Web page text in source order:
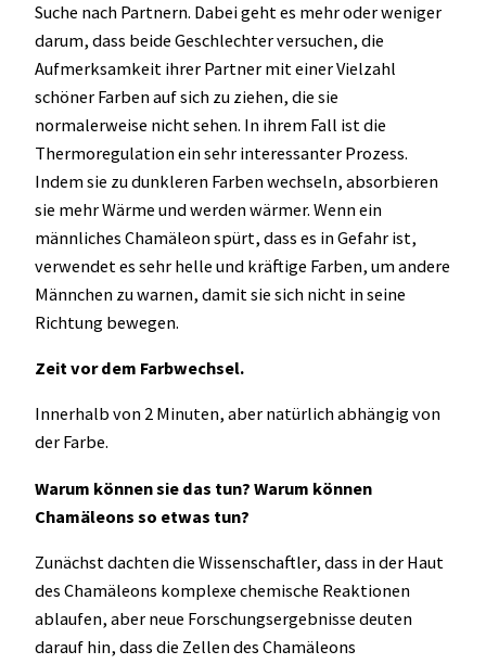
Suche nach Partnern. Dabei geht es mehr oder weniger
darum, dass beide Geschlechter versuchen, die
Aufmerksamkeit ihrer Partner mit einer Vielzahl
schöner Farben auf sich zu ziehen, die sie
normalerweise nicht sehen. In ihrem Fall ist die
Thermoregulation ein sehr interessanter Prozess.
Indem sie zu dunkleren Farben wechseln, absorbieren
sie mehr Wärme und werden wärmer. Wenn ein
männliches Chamäleon spürt, dass es in Gefahr ist,
verwendet es sehr helle und kräftige Farben, um andere
Männchen zu warnen, damit sie sich nicht in seine
Richtung bewegen.
Zeit vor dem Farbwechsel.
Innerhalb von 2 Minuten, aber natürlich abhängig von
der Farbe.
Warum können sie das tun? Warum können
Chamäleons so etwas tun?
Zunächst dachten die Wissenschaftler, dass in der Haut
des Chamäleons komplexe chemische Reaktionen
ablaufen, aber neue Forschungsergebnisse deuten
darauf hin, dass die Zellen des Chamäleons